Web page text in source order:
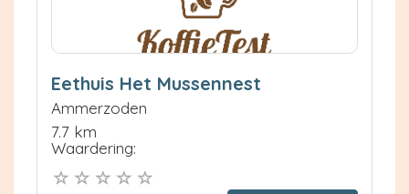
Eethuis Het Mussennest
Ammerzoden
7.7 km
Waardering: